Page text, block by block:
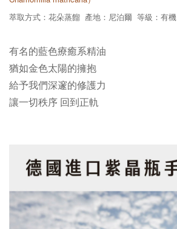
萃取方式：花朵蒸餾 產地：尼泊爾 等級：有機
有名的藍色療癒系精油
猶如金色太陽的擁抱
給予我們深邃的修護力
讓一切秩序 回到正軌